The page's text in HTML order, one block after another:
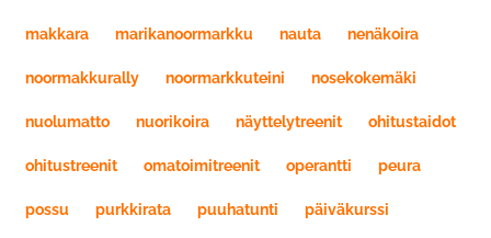
makkara marikanoormarkku nauta nenäkoira
noormakkurally noormarkkuteini nosekokemäki
nuolumatto nuorikoira näyttelytreenit ohitustaidot
ohitustreenit omatoimitreenit operantti peura
possu purkkirata puuhatunti päiväkurssi